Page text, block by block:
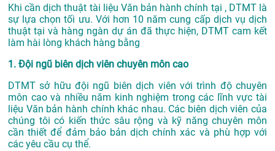
Khi cần dịch thuật tài liệu Văn bản hành chính tại , DTMT là
sự lựa chọn tối ưu. Với hơn 10 năm cung cấp dịch vụ dịch
thuật tại và hàng ngàn dự án đã thực hiện, DTMT cam kết
làm hài lòng khách hàng bằng
1. Đội ngũ biên dịch viên chuyên môn cao
DTMT sở hữu đội ngũ biên dịch viên với trình độ chuyên
môn cao và nhiều năm kinh nghiệm trong các lĩnh vực tài
liệu Văn bản hành chính khác nhau. Các biên dịch viên của
chúng tôi có kiến thức sâu rộng và kỹ năng chuyên môn
cần thiết để đảm bảo bản dịch chính xác và phù hợp với
các yêu cầu cụ thể.